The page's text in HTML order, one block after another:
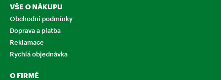
VŠE O NÁKUPU
Obchodní podmínky
Doprava a platba
Reklamace
Rychlá objednávka
O FIRMĚ